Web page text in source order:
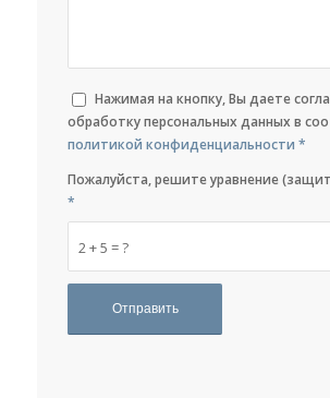
Нажимая на кнопку, Вы даете
обработку персональных данных в
политикой конфиденциальности *
2 + 5 = ?
Пожалуйста, решите уравнение
*